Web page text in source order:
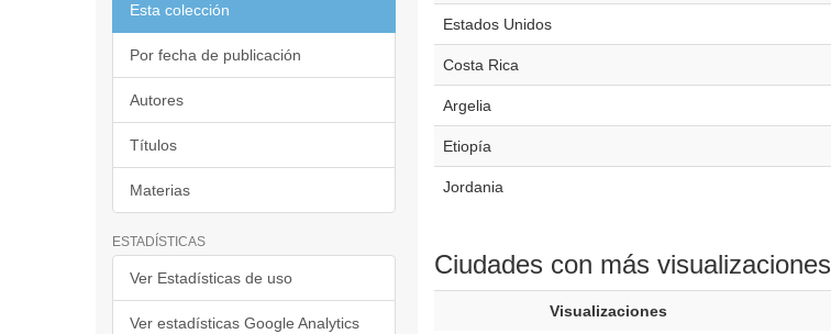
Esta colección
Por fecha de publicación
Autores
Títulos
Materias
ESTADÍSTICAS
Ver Estadísticas de uso
Ver estadísticas Google Analytics
Estados Unidos
Costa Rica
Argelia
Etiopía
Jordania
Ciudades con más visualizaciones
Visualizaciones